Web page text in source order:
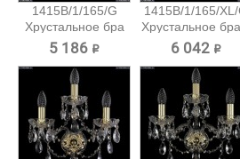
1415B/1/165/G
Хрустальное бра
Bohemia...
5 186 ₽
1415B/1/165/XL/
Хрустальное
6 042 ₽